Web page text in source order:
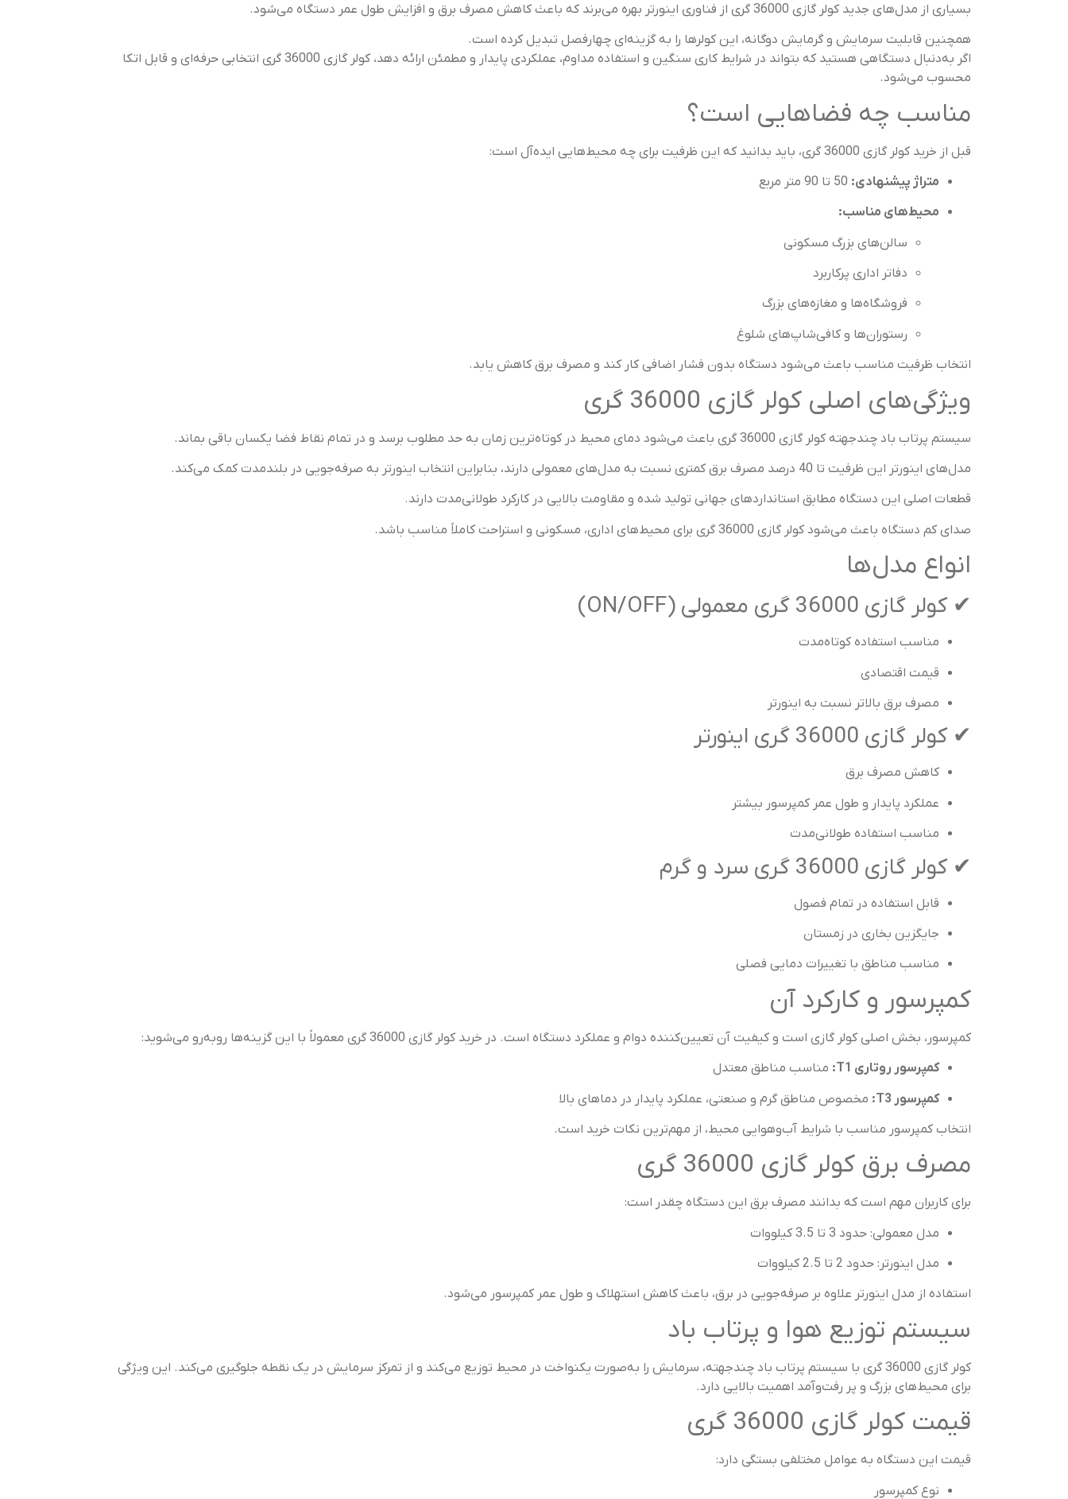
بسیاری از مدل‌های جدید کولر گازی 36000 گری از فناوری اینورتر بهره می‌برند که باعث کاهش مصرف برق و افزایش طول عمر دستگاه می‌شود.
همچنین قابلیت سرمایش و گرمایش دوگانه، این کولرها را به گزینه‌ای چهارفصل تبدیل کرده است.
اگر به‌دنبال دستگاهی هستید که بتواند در شرایط کاری سنگین و استفاده مداوم، عملکردی پایدار و مطمئن ارائه دهد، کولر گازی 36000 گری انتخابی حرفه‌ای و قابل اتکا
محسوب می‌شود.
مناسب چه فضاهایی است؟
قبل از خرید کولر گازی 36000 گری، باید بدانید که این ظرفیت برای چه محیط‌هایی ایده‌آل است:
متراژ پیشنهادی:
محیط‌های مناسب:
سالن‌های بزرگ مسکونی
دفاتر اداری پرکاربرد
فروشگاه‌ها و مغازه‌های بزرگ
رستوران‌ها و کافی‌شاپ‌های شلوغ
انتخاب ظرفیت مناسب باعث می‌شود دستگاه بدون فشار اضافی کار کند و مصرف برق کاهش یابد.
ویژگی‌های اصلی کولر گازی 36000 گری
سیستم پرتاب باد چندجهته کولر گازی 36000 گری باعث می‌شود دمای محیط در کوتاه‌ترین زمان به حد مطلوب برسد و در تمام نقاط فضا یکسان باقی بماند.
مدل‌های اینورتر این ظرفیت تا 40 درصد مصرف برق کمتری نسبت به مدل‌های معمولی دارند، بنابراین انتخاب اینورتر به صرفه‌جویی در بلندمدت کمک می‌کند.
قطعات اصلی این دستگاه مطابق استانداردهای جهانی تولید شده و مقاومت بالایی در کارکرد طولانی‌مدت دارند.
صدای کم دستگاه باعث می‌شود کولر گازی 36000 گری برای محیط‌های اداری، مسکونی و استراحت کاملاً مناسب باشد.
انواع مدل‌ها
✔ کولر گازی 36000 گری معمولی (ON/OFF)
مناسب استفاده کوتاه‌مدت
قیمت اقتصادی
مصرف برق بالاتر نسبت به اینورتر
✔ کولر گازی 36000 گری اینورتر
کاهش مصرف برق
عملکرد پایدار و طول عمر کمپرسور بیشتر
مناسب استفاده طولانی‌مدت
✔ کولر گازی 36000 گری سرد و گرم
قابل استفاده در تمام فصول
جایگزین بخاری در زمستان
مناسب مناطق با تغییرات دمایی فصلی
کمپرسور و کارکرد آن
کمپرسور، بخش اصلی کولر گازی است و کیفیت آن تعیین‌کننده دوام و عملکرد دستگاه است. در خرید کولر گازی 36000 گری معمولاً با این گزینه‌ها روبه‌رو می‌شوید:
کمپرسور روتاری T1:
مناسب مناطق معتدل
کمپرسور T3:
مخصوص مناطق گرم و صنعتی، عملکرد پایدار در دماهای بالا
انتخاب کمپرسور مناسب با شرایط آب‌وهوایی محیط، از مهم‌ترین نکات خرید است.
مصرف برق کولر گازی 36000 گری
برای کاربران مهم است که بدانند مصرف برق این دستگاه چقدر است:
مدل معمولی: حدود 3 تا 3.5 کیلووات
مدل اینورتر: حدود 2 تا 2.5 کیلووات
استفاده از مدل اینورتر علاوه بر صرفه‌جویی در برق، باعث کاهش استهلاک و طول عمر کمپرسور می‌شود.
سیستم توزیع هوا و پرتاب باد
کولر گازی 36000 گری با سیستم پرتاب باد چندجهته، سرمایش را به‌صورت یکنواخت در محیط توزیع می‌کند و از تمرکز سرمایش در یک نقطه جلوگیری می‌کند. این ویژگی
برای محیط‌های بزرگ و پر رفت‌وآمد اهمیت بالایی دارد.
قیمت کولر گازی 36000 گری
قیمت این دستگاه به عوامل مختلفی بستگی دارد:
نوع کمپرسور